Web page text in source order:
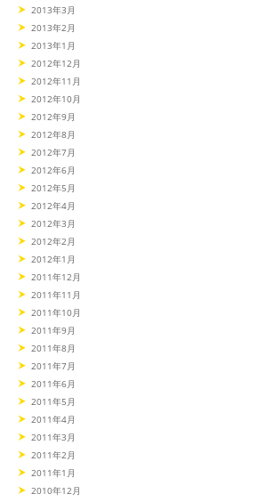
2013年3月
2013年2月
2013年1月
2012年12月
2012年11月
2012年10月
2012年9月
2012年8月
2012年7月
2012年6月
2012年5月
2012年4月
2012年3月
2012年2月
2012年1月
2011年12月
2011年11月
2011年10月
2011年9月
2011年8月
2011年7月
2011年6月
2011年5月
2011年4月
2011年3月
2011年2月
2011年1月
2010年12月